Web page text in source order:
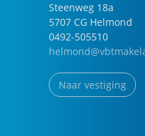
Steenweg 18a
5707 CG Helmond
0492-505510
Naar vestiging